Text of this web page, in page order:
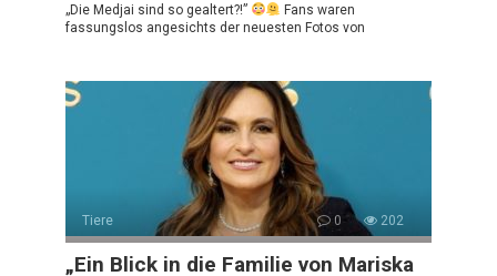
„Die Medjai sind so gealtert?!”
Fans waren
fassungslos angesichts der neuesten Fotos von
Tiere 0 202
„Ein Blick in die Familie von Mariska